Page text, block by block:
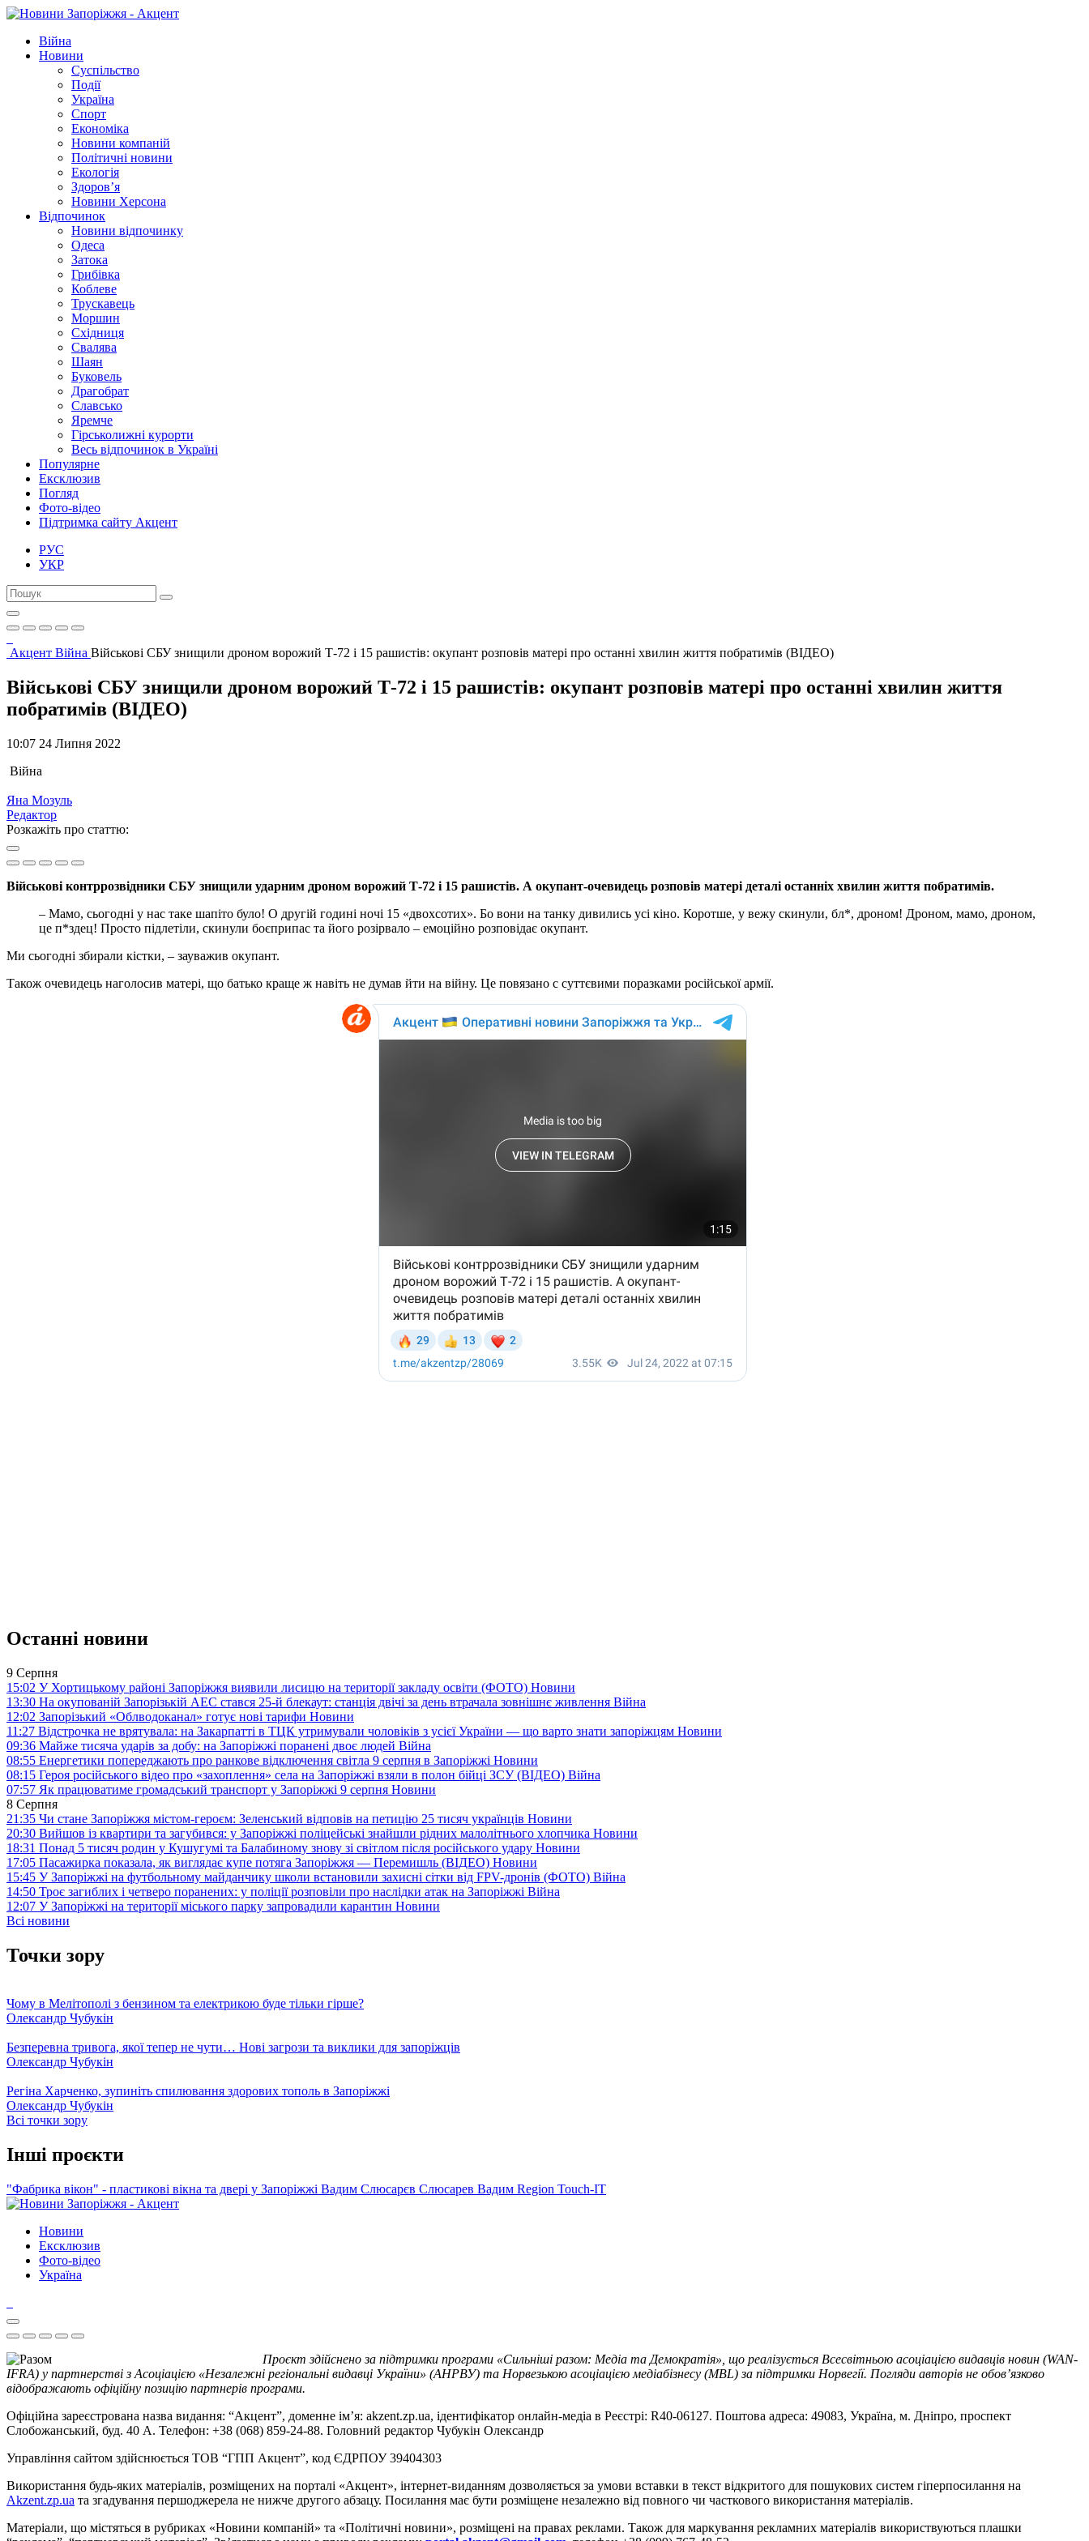
Війна
Новини
Суспільство
Події
Україна
Спорт
Економіка
Новини компаній
Політичні новини
Екологія
Здоров’я
Новини Херсона
Відпочинок
Новини відпочинку
Одеса
Затока
Грибівка
Коблеве
Трускавець
Моршин
Східниця
Свалява
Шаян
Буковель
Драгобрат
Славсько
Яремче
Гірськолижні курорти
Весь відпочинок в Україні
Популярне
Ексклюзив
Погляд
Фото-відео
Підтримка сайту Акцент
РУС
УКР
Акцент Війна Військові СБУ знищили дроном ворожий Т-72 і 15 рашистів: окупант розповів матері про останні хвилин життя побратимів (ВІДЕО)
Військові СБУ знищили дроном ворожий Т-72 і 15 рашистів: окупант розповів матері про останні хвилин життя
побратимів (ВІДЕО)
10:07 24 Липня 2022
Війна
Яна Мозуль
Редактор
Розкажіть про статтю:
Військові контррозвідники СБУ знищили ударним дроном ворожий Т-72 і 15 рашистів. А окупант-очевидець розповів матері деталі останніх хвилин життя побратимів.
– Мамо, сьогодні у нас таке шапіто було! О другій годині ночі 15 «двохсотих». Бо вони на танку дивились усі кіно. Коротше, у вежу скинули, бл*, дроном! Дроном, мамо, дроном,
це п*здец! Просто підлетіли, скинули боєприпас та його розірвало – емоційно розповідає окупант.
Ми сьогодні збирали кістки, – зауважив окупант.
Також очевидець наголосив матері, що батько краще ж навіть не думав йти на війну. Це повязано с суттєвими поразками російської армії.
Останні новини
9 Серпня
15:02 У Хортицькому районі Запоріжжя виявили лисицю на території закладу освіти (ФОТО) Новини
13:30 На окупованій Запорізькій АЕС стався 25-й блекаут: станція двічі за день втрачала зовнішнє живлення Війна
12:02 Запорізький «Облводоканал» готує нові тарифи Новини
11:27 Відстрочка не врятувала: на Закарпатті в ТЦК утримували чоловіків з усієї України — що варто знати запоріжцям Новини
09:36 Майже тисяча ударів за добу: на Запоріжжі поранені двоє людей Війна
08:55 Енергетики попереджають про ранкове відключення світла 9 серпня в Запоріжжі Новини
08:15 Героя російського відео про «захоплення» села на Запоріжжі взяли в полон бійці ЗСУ (ВІДЕО) Війна
07:57 Як працюватиме громадський транспорт у Запоріжжі 9 серпня Новини
8 Серпня
21:35 Чи стане Запоріжжя містом-героєм: Зеленський відповів на петицію 25 тисяч українців Новини
20:30 Вийшов із квартири та загубився: у Запоріжжі поліцейські знайшли рідних малолітнього хлопчика Новини
18:31 Понад 5 тисяч родин у Кушугумі та Балабиному знову зі світлом після російського удару Новини
17:05 Пасажирка показала, як виглядає купе потяга Запоріжжя — Перемишль (ВІДЕО) Новини
15:45 У Запоріжжі на футбольному майданчику школи встановили захисні сітки від FPV-дронів (ФОТО) Війна
14:50 Троє загиблих і четверо поранених: у поліції розповіли про наслідки атак на Запоріжжі Війна
12:07 У Запоріжжі на території міського парку запровадили карантин Новини
Всі новини
Точки зору
Чому в Мелітополі з бензином та електрикою буде тільки гірше?
Олександр Чубукін
Безперевна тривога, якої тепер не чути… Нові загрози та виклики для запоріжців
Олександр Чубукін
Регіна Харченко, зупиніть спилювання здорових тополь в Запоріжжі
Олександр Чубукін
Всі точки зору
Інші проєкти
"Фабрика вікон" - пластикові вікна та двері у Запоріжжі Вадим Слюсарєв Слюсарев Вадим Region Touch-IT
Новини
Ексклюзив
Фото-відео
Україна
Проєкт здійснено за підтримки програми «Сильніші разом: Медіа та Демократія», що реалізується Всесвітньою асоціацією видавців новин (WAN-
IFRA) у партнерстві з Асоціацією «Незалежні регіональні видавці України» (АНРВУ) та Норвезькою асоціацією медіабізнесу (MBL) за підтримки Норвегії. Погляди авторів не обов’язково
відображають офіційну позицію партнерів програми.
Офіційна зареєстрована назва видання: “Акцент”, доменне ім’я: akzent.zp.ua, ідентифікатор онлайн-медіа в Реєстрі: R40-06127. Поштова адреса: 49083, Україна, м. Дніпро, проспект
Слобожанський, буд. 40 А. Телефон: +38 (068) 859-24-88. Головний редактор Чубукін Олександр
Управління сайтом здійснюється ТОВ “ГПП Акцент”, код ЄДРПОУ 39404303
Використання будь-яких матеріалів, розміщених на порталі «Акцент», інтернет-виданням дозволяється за умови вставки в текст відкритого для пошукових систем гіперпосилання на
Akzent.zp.ua та згадування першоджерела не нижче другого абзацу. Посилання має бути розміщене незалежно від повного чи часткового використання матеріалів.
Матеріали, що містяться в рубриках «Новини компаній» та «Політичні новини», розміщені на правах реклами. Також для маркування рекламних матеріалів використвуються плашки